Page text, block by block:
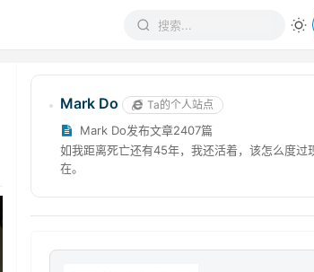
Mark Do Ta的个人站点
Mark Do发布文章2407篇
如我距离死亡还有45年，我还活着，该怎么度过
在。